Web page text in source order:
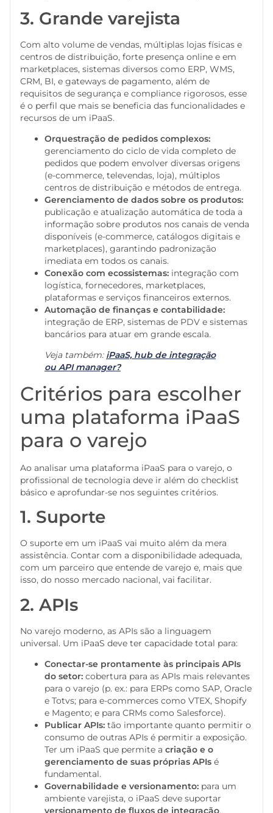
3. Grande varejista
Com alto volume de vendas, múltiplas lojas físicas e
centros de distribuição, forte presença online e em
marketplaces, sistemas diversos como ERP, WMS,
CRM, BI, e gateways de pagamento, além de
requisitos de segurança e compliance rigorosos, esse
é o perfil que mais se beneficia das funcionalidades e
recursos de um iPaaS.
Orquestração de pedidos complexos:
gerenciamento do ciclo de vida completo de
pedidos que podem envolver diversas origens
(e-commerce, televendas, loja), múltiplos
centros de distribuição e métodos de entrega.
Gerenciamento de dados sobre os produtos:
publicação e atualização automática de toda a
informação sobre produtos nos canais de venda
disponíveis (e-commerce, catálogos digitais e
marketplaces), garantindo padronização
imediata em todos os canais.
Conexão com ecossistemas: integração com
logística, fornecedores, marketplaces,
plataformas e serviços financeiros externos.
Automação de finanças e contabilidade:
integração de ERP, sistemas de PDV e sistemas
bancários para atuar em grande escala.
Veja também: iPaaS, hub de integração
ou API manager?
Critérios para escolher
uma plataforma iPaaS
para o varejo
Ao analisar uma plataforma iPaaS para o varejo, o
profissional de tecnologia deve ir além do checklist
básico e aprofundar-se nos seguintes critérios.
1. Suporte
O suporte em um iPaaS vai muito além da mera
assistência. Contar com a disponibilidade adequada,
com um parceiro que entende de varejo e, mais que
isso, do nosso mercado nacional, vai facilitar.
2. APIs
No varejo moderno, as APIs são a linguagem
universal. Um iPaaS deve ter capacidade total para:
Conectar-se prontamente às principais APIs
do setor: cobertura para as APIs mais relevantes
para o varejo (p. ex.: para ERPs como SAP, Oracle
e Totvs; para e-commerces como VTEX, Shopify
e Magento; e para CRMs como Salesforce).
Publicar APIs: tão importante quanto permitir o
consumo de outras APIs é permitir a exposição.
Ter um iPaaS que permite a criação e o
gerenciamento de suas próprias APIs é
fundamental.
Governabilidade e versionamento: para um
ambiente varejista, o iPaaS deve suportar
versionamento de fluxos de integração,